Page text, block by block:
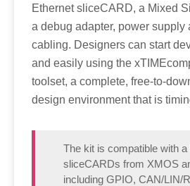
Ethernet sliceCARD, a Mixed
a debug adapter, power supply
cabling. Designers can start
and easily using the
toolset, a complete, free-to-
design environment that is
The kit is compatible with
sliceCARDs from XMOS
including GPIO, CAN/LIN/